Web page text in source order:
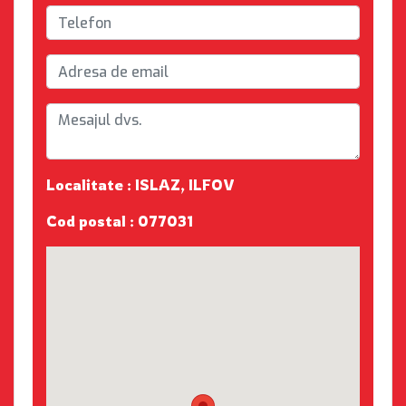
Localitate : ISLAZ, ILFOV
Cod postal : 077031